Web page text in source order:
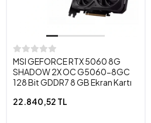
MSI GEFORCE RTX 5060 8G
SHADOW 2X OC G5060-8GC
128 Bit GDDR7 8 GB Ekran Kartı
22.840,52 TL